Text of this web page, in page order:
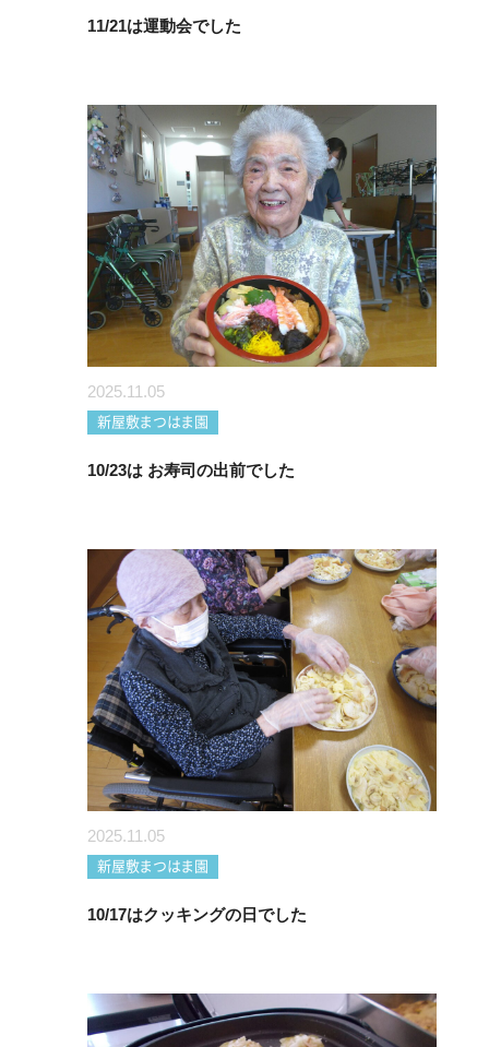
11/21は運動会でした
2025.11.05
新屋敷まつはま園
10/23は お寿司の出前でした
2025.11.05
新屋敷まつはま園
10/17はクッキングの日でした